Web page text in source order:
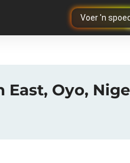
Voer 'n
East, Oyo,